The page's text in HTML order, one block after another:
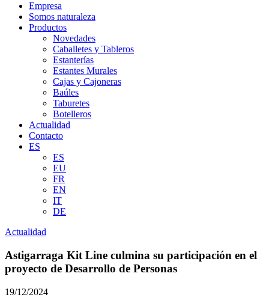
Empresa
Somos naturaleza
Productos
Novedades
Caballetes y Tableros
Estanterías
Estantes Murales
Cajas y Cajoneras
Baúles
Taburetes
Botelleros
Actualidad
Contacto
ES
ES
EU
FR
EN
IT
DE
Actualidad
Astigarraga Kit Line culmina su participación en el
proyecto de Desarrollo de Personas
19/12/2024